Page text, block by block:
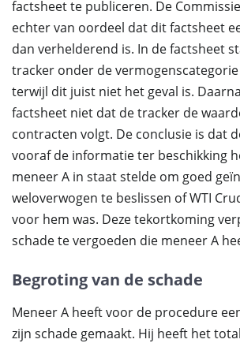
factsheet te publiceren. De
echter van oordeel dat dit factsheet
dan verhelderend is. In de factsheet
tracker onder de vermogenscategorie
terwijl dit juist niet het geval is.
factsheet niet dat de tracker de
contracten volgt. De conclusie is dat
vooraf de informatie ter beschikking
meneer A in staat stelde om goed
weloverwogen te beslissen of WTI
voor hem was. Deze tekortkoming
schade te vergoeden die meneer A
Begroting van de schade
Meneer A heeft voor de procedure
zijn schade gemaakt. Hij heeft het